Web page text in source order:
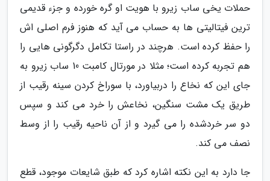
حملات یخی ساب زیرو با هویت او گره خورده و جزء قدیمی
ترین فیتالیتی ها به حساب می آید که هنوز فرم اصلی اش
را حفظ کرده است. هرچند در راستا تکامل دگرگونی هایی را
هم تجربه کرده است؛ مثلا در مورتال کامبت 10 ساب زیرو به
جای این که نخاع را دربیاورد، با سوراخ کردن سینه رقیب از
طریق یک مشت سنگین، نخاعش را خرد می کند و سپس
دو سر خردشده را می گیرد و از آن ناحیه رقیب را از وسط
نصف می کند.
جا دارد به این نکته اشاره کرد که طبق شایعات موجود، قطع